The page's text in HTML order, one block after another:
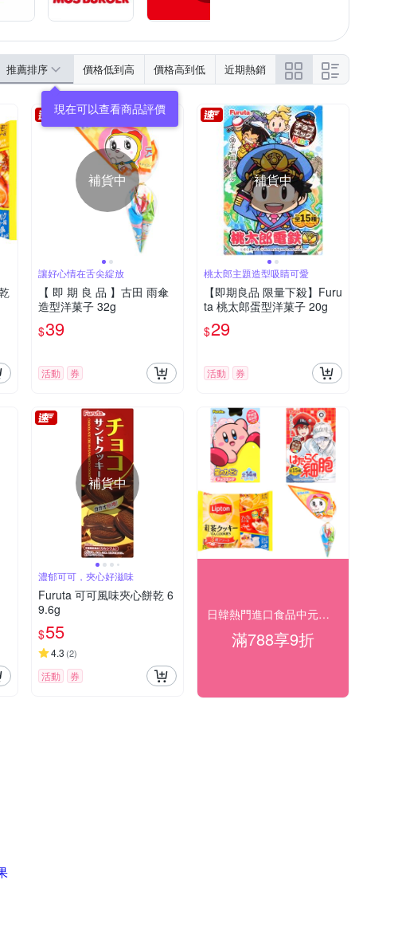
推薦排序 價格低到高 價格高到低 近期熱銷
現在可以查看商品評價
補貨中
讓好心情在舌尖綻放
【 即 期 良 品 】古田 雨傘
造型洋菓子 32g
$39
活動 券
補貨中
桃太郎主題造型吸睛可愛
【即期良品 限量下殺】Furu
ta 桃太郎蛋型洋菓子 20g
$29
活動 券
補貨中
濃郁可可，夾心好滋味
Furuta 可可風味夾心餅乾 6
9.6g
$55
4.3 (2)
活動 券
日韓熱門進口食品中元好食光滿$788享9折
滿788享9折